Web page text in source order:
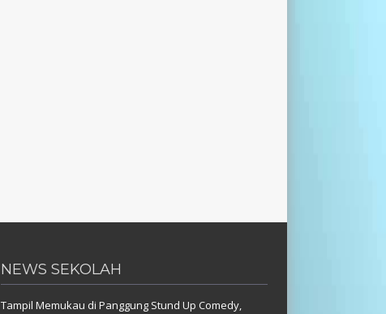
NEWS SEKOLAH
Tampil Memukau di Panggung Stund Up Comedy,